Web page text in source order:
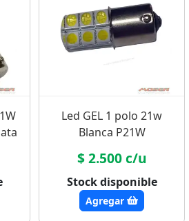
Led GEL 1 polo 21w
Blanca P21W
$ 2.500 c/u
Stock disponible
Agregar